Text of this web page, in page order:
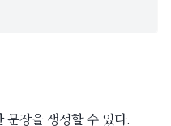
문장을 생성할 수 있다.